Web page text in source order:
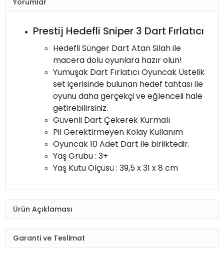
Prestij Hedefli Sniper 3 Dart Fırlatıcı
Hedefli Sünger Dart Atan Silah ile
macera dolu oyunlara hazır olun!
Yumuşak Dart Fırlatıcı Oyuncak Üstelik
set içerisinde bulunan hedef tahtası ile
oyunu daha gerçekçi ve eğlenceli hale
getirebilirsiniz.
Güvenli Dart Çekerek Kurmalı
Pil Gerektirmeyen Kolay Kullanım
Oyuncak 10 Adet Dart ile birliktedir.
Yaş Grubu : 3+
Yaş Kutu Ölçüsü : 39,5 x 31 x 8 cm
Ürün Açıklaması
Garanti ve Teslimat